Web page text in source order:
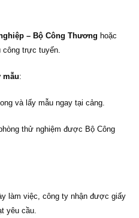
– Bộ Công Thương hoặc
công trực tuyến.
mẫu:
và lấy mẫu ngay tại cảng.
thử nghiệm được Bộ Công
làm việc, công ty nhận được giấy
yêu cầu.